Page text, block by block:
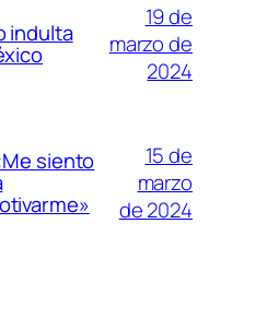
indulta
19 de
marzo de
2024
siento
15 de
marzo
de 2024